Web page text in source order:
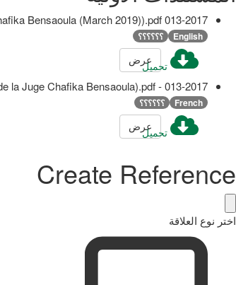
013-2017 Sébastien Germain Ajavon v Republic of Benin (Dissenting Opinion of Justice Chafika Bensaoula (March 2019)).pdf
English ؟؟؟؟؟؟
تحميلعرض
013-2017 - Sébastien Germain Ajavon c. République du Bénin (Opinion individuelle de la Juge Chafika Bensaoula).pdf
French ؟؟؟؟؟؟
تحميلعرض
Create Reference
اختر نوع العلاقة